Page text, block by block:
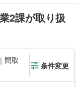
2課が取り扱
間取
条件変更